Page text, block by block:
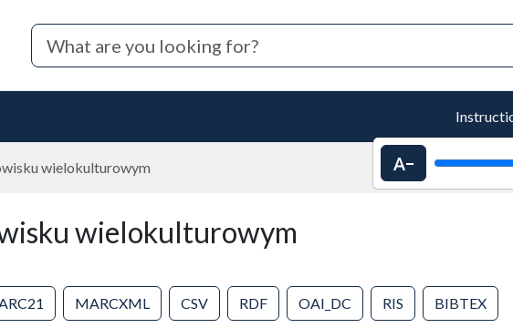
Decrease text
wielokulturowym
wielokulturowym
MARCXML CSV RDF OAI_DC RIS BIBTEX